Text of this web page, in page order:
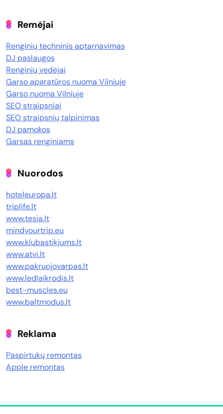
Remėjai
Renginių techninis aptarnavimas
DJ paslaugos
Renginių vedėjai
Garso aparatūros nuoma Vilniuje
Garso nuoma Vilniuje
SEO straipsniai
SEO straipsnių talpinimas
DJ pamokos
Garsas renginiams
Nuorodos
hoteleuropa.lt
triplife.lt
www.tesia.lt
mindyourtrip.eu
www.klubastikjums.lt
www.atvi.lt
www.pakruojovarpas.lt
www.ledlaikrodis.lt
best-muscles.eu
www.baltmodus.lt
Reklama
Paspirtukų remontas
Apple remontas